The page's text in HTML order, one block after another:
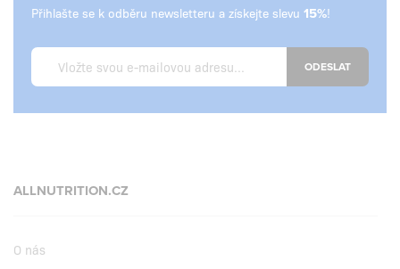
Přihlašte se k odběru newsletteru a získejte slevu !
ODESLAT
ALLNUTRITION.CZ
O nás